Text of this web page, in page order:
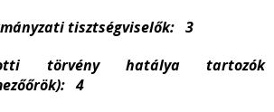
tisztségviselők: 3
törvény hatálya tartozók
4